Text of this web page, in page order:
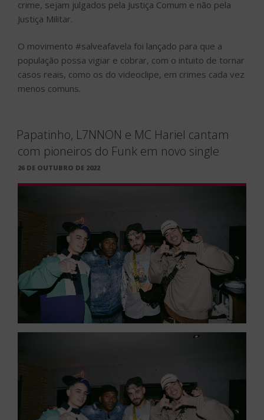
crime, sejam julgados pela Justiça Comum e não pela
Justiça Militar.
O movimento #salveafavela foi lançado para que a
população possa vigiar e cobrar, com o intuito de tornar
casos reais, como os do videoclipe, em crimes cada vez
menos comuns.
Papatinho, L7NNON e MC Hariel cantam
com pioneiros do Funk em novo single
PUBLICADO
26 DE OUTUBRO DE 2022